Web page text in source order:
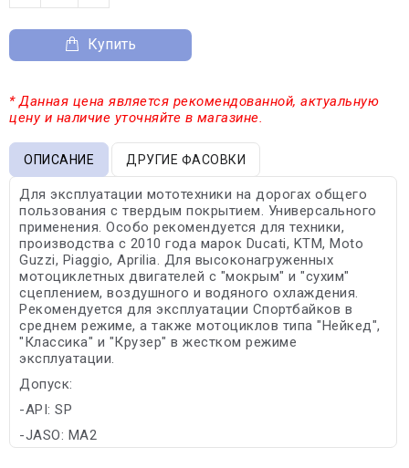
Купить
* Данная цена является рекомендованной, актуальную
цену и наличие уточняйте в магазине.
ОПИСАНИЕ ДРУГИЕ ФАСОВКИ
Для эксплуатации мототехники на дорогах общего
пользования с твердым покрытием. Универсального
применения. Особо рекомендуется для техники,
производства с 2010 года марок Ducati, KTM, Moto
Guzzi, Piaggio, Aprilia. Для высоконагруженных
мотоциклетных двигателей с "мокрым" и "сухим"
сцеплением, воздушного и водяного охлаждения.
Рекомендуется для эксплуатации Спортбайков в
среднем режиме, а также мотоциклов типа "Нейкед",
"Классика" и "Крузер" в жестком режиме
эксплуатации.
Допуск:
-API: SP
-JASO: MA2